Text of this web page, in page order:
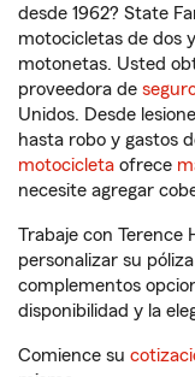
desde 1962? State
motocicletas de dos
motonetas. Usted
proveedora de
Unidos. Desde
hasta robo y gastos
motocicleta ofrece
necesite agregar
Trabaje con Terence
personalizar su
complementos
disponibilidad y la
Comience su